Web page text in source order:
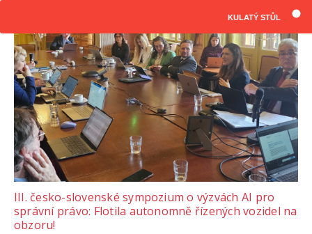
KULATÝ STŮL
III. česko-slovenské sympozium o výzvách AI pro
správní právo: Flotila autonomně řízených vozidel na
obzoru!